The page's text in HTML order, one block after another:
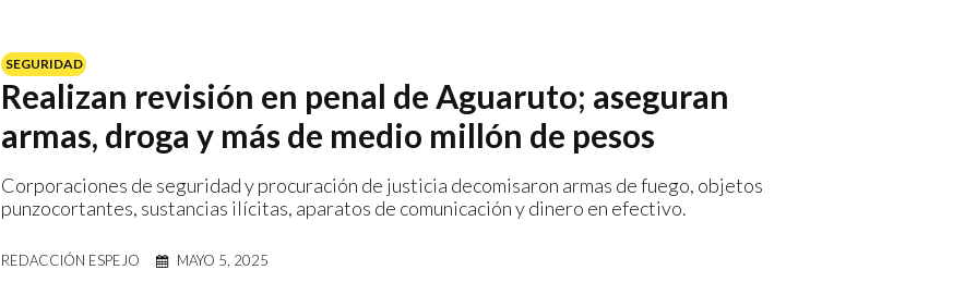
SEGURIDAD
Realizan revisión en penal de Aguaruto; aseguran
armas, droga y más de medio millón de pesos
Corporaciones de seguridad y procuración de justicia decomisaron armas de fuego, objetos
punzocortantes, sustancias ilícitas, aparatos de comunicación y dinero en efectivo.
REDACCIÓN ESPEJO MAYO 5, 2025